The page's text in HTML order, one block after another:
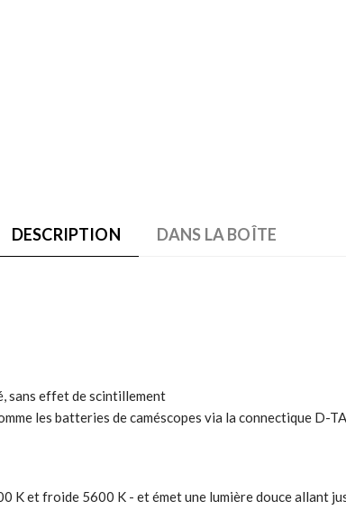
DESCRIPTION DANS LA BOÎTE
sans effet de scintillement
les batteries de caméscopes via la connectique D-
K et froide 5600 K - et émet une lumière douce allant